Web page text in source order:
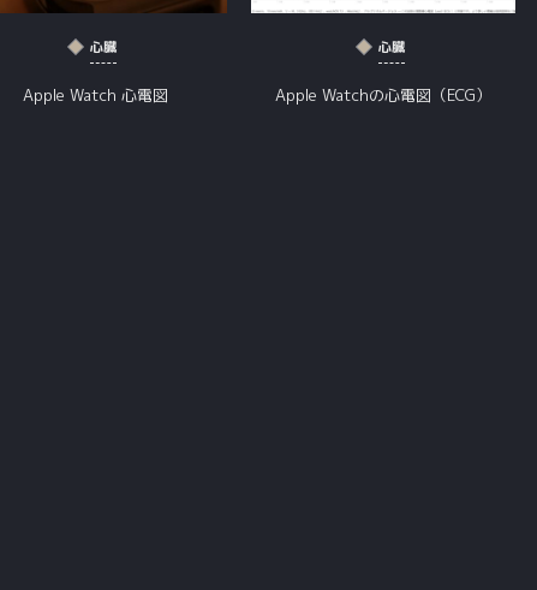
心臓
Apple Watch 心電図
心臓
Apple Watchの心電図（ECG）